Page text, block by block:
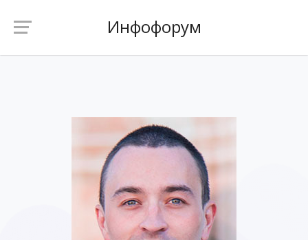
Инфофорум